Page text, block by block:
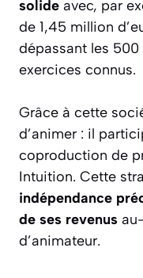
solide avec, par
de 1,45 million
dépassant les
exercices connus.
Grâce à cette
d’animer : il
coproduction de
Intuition. Cette
indépendance
de ses revenus
d’animateur.